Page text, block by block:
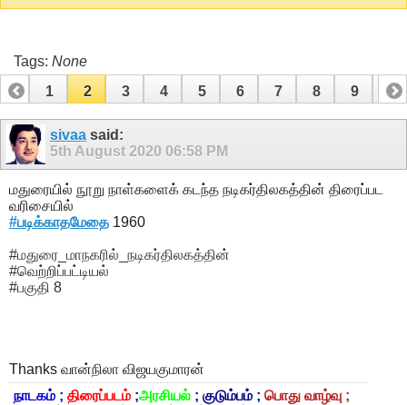
Tags: None
1
2 3 4 5 6 7 8 9 10
13
sivaa said:
5th August 2020 06:58 PM
மதுரையில் நூறு நாள்களைக் கடந்த நடிகர்திலகத்தின் திரைப்பட
வரிசையில்
#படிக்காதமேதை 1960
#மதுரை_மாநகரில்_நடிகர்திலகத்தின்
#வெற்றிப்பட்டியல்
#பகுதி 8
Thanks வான்நிலா விஜயகுமாரன்
நாடகம் ; திரைப்படம் ;அரசியல் ; குடும்பம் ; பொது வாழ்வு ;